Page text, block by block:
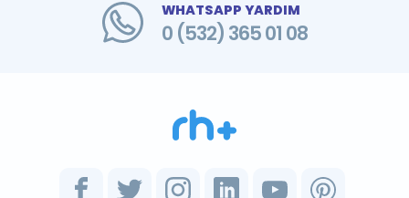
WHATSAPP YARDIM
0 (532) 365 01 08